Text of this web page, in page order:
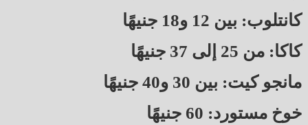
كانتلوب: بين 12 و18 جنيهًا
كاكا: من 25 إلى 37 جنيهًا
مانجو كيت: بين 30 و40 جنيهًا
خوخ مستورد: 60 جنيهًا